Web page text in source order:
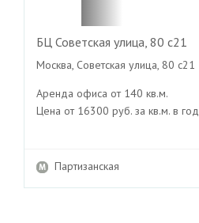
БЦ Советская улица, 80 с21
Москва, Советская улица, 80 с21
Аренда офиса от 140 кв.м.
Цена от 16300 руб. за кв.м. в год
Партизанская